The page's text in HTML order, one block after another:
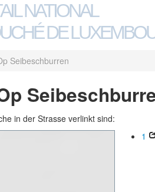
NATIONAL
DE
Seibeschburren
in der Strasse verlinkt sind:
1